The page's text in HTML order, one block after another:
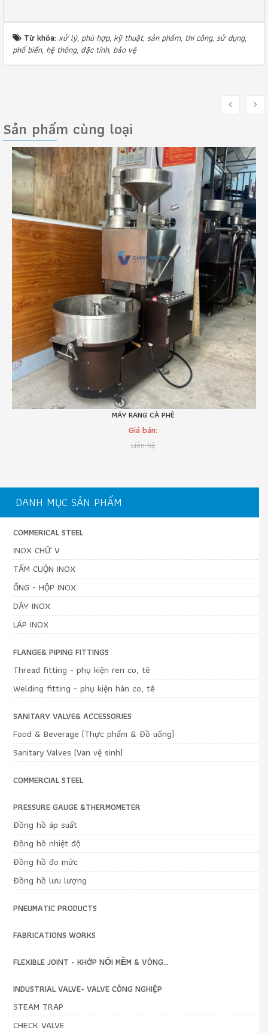
Từ khóa:xử lý, phù hợp, kỹ thuật, sản phẩm, thi công, sử dụng,
phổ biến, hệ thống, đặc tính, bảo vệ
Sản phẩm cùng loại
MÁY RANG CÀ PHÊ
Giá bán:
Liên hệ
DANH MỤC SẢN PHẨM
COMMERICAL STEEL
INOX CHỮ V
TẤM CUỘN INOX
ỐNG - HỘP INOX
DÂY INOX
LÁP INOX
FLANGE& PIPING FITTINGS
Thread fitting - phụ kiện ren co, tê
Welding fitting - phụ kiện hàn co, tê
SANITARY VALVE& ACCESSORIES
Food & Beverage (Thực phẩm & Đồ uống)
Sanitary Valves (Van vệ sinh)
COMMERCIAL STEEL
PRESSURE GAUGE &THERMOMETER
Đồng hồ áp suất
Đồng hồ nhiệt độ
Đồng hồ đo mức
Đồng hồ lưu lượng
PNEUMATIC PRODUCTS
FABRICATIONS WORKS
FLEXIBLE JOINT - KHỚP NỐI MỀM & VÒNG...
INDUSTRIAL VALVE- VALVE CÔNG NGHIỆP
STEAM TRAP
CHECK VALVE